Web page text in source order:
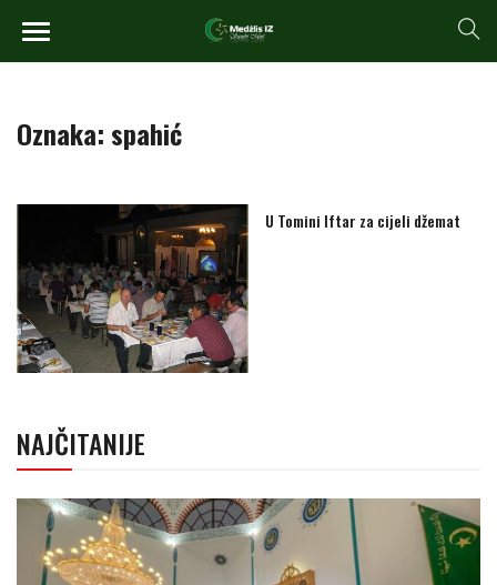
Oznaka:spahić
U Tomini Iftar za cijeli džemat
NAJČITANIJE